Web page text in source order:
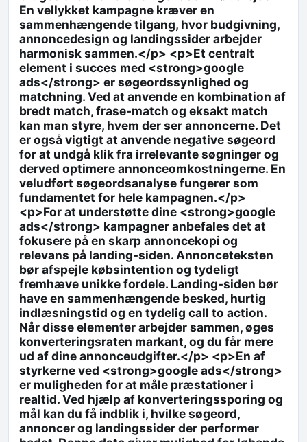
En vellykket kampagne kræver en
sammenhængende tilgang, hvor budgivning,
annoncedesign og landingssider arbejder
harmonisk sammen.</p> <p>Et centralt
element i succes med <strong>google
ads</strong> er søgeordssynlighed og
matchning. Ved at anvende en kombination af
bredt match, frase-match og eksakt match
kan man styre, hvem der ser annoncerne. Det
er også vigtigt at anvende negative søgeord
for at undgå klik fra irrelevante søgninger og
derved optimere annonceomkostningerne. En
veludført søgeordsanalyse fungerer som
fundamentet for hele kampagnen.</p>
<p>For at understøtte dine <strong>google
ads</strong> kampagner anbefales det at
fokusere på en skarp annoncekopi og
relevans på landing-siden. Annonceteksten
bør afspejle købsintention og tydeligt
fremhæve unikke fordele. Landing-siden bør
have en sammenhængende besked, hurtig
indlæsningstid og en tydelig call to action.
Når disse elementer arbejder sammen, øges
konverteringsraten markant, og du får mere
ud af dine annonceudgifter.</p> <p>En af
styrkerne ved <strong>google ads</strong>
er muligheden for at måle præstationer i
realtid. Ved hjælp af konverteringssporing og
mål kan du få indblik i, hvilke søgeord,
annoncer og landingssider der performer